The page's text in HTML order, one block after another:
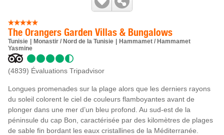
The Orangers Garden Villas & Bungalows
Tunisie Monastir / Nord de la Tunisie
Hammamet / Hammamet
Yasmine
(4839) Évaluations Tripadvisor
Longues promenades sur la plage alors que les derniers rayons
du soleil colorent le ciel de couleurs flamboyantes avant de
plonger dans une mer d’un bleu profond. Au sud-est de la
péninsule du cap Bon, caractérisée par des kilomètres de plages
de sable fin bordant les eaux cristallines de la Méditerranée.